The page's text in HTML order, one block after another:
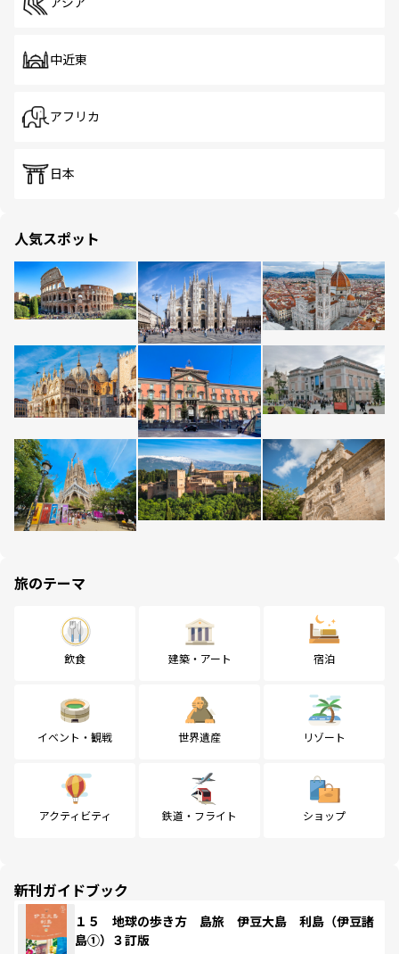
中近東
アフリカ
日本
人気スポット
旅のテーマ
飲食 建築・アート 宿泊
イベント・観戦 世界遺産 リゾート
アクティビティ 鉄道・フライト ショップ
新刊ガイドブック
１５ 地球の歩き方 島旅 伊豆大島 利島（伊豆諸
島①）３訂版